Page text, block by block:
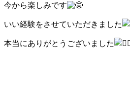
今から楽しみです
いい経験をさせていただきました
本当にありがとうございました